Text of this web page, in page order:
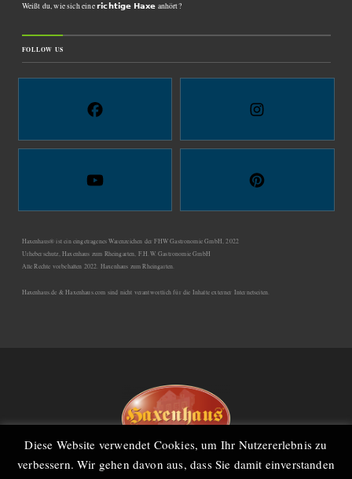
Weißt du, wie sich eine 𝗿𝗶𝗰𝗵𝘁𝗶𝗴𝗲 𝗛𝗮𝘅𝗲 anhört?
FOLLOW US
Haxenhaus® ist ein eingetragenes Warenzeichen der FHW Gastronomie GmbH, 2022
Urheberschutz, Haxenhaus zum Rheingarten, F.H.W. Gastronomie GmbH
Alle Rechte vorbehalten 2022. Haxenhaus zum Rheingarten.
Haxenhaus.de & Haxenhaus.com sind nicht verantwortlich für die Inhalte externer Internetseiten.
Diese Website verwendet Cookies, um Ihr Nutzererlebnis zu
verbessern. Wir gehen davon aus, dass Sie damit einverstanden